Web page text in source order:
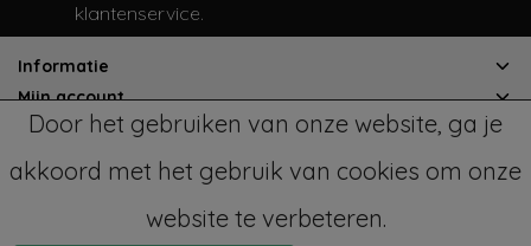
klantenservice.
Informatie
Mijn account
Categorieën
Contactgegevens
© Copyright 2026 - SampleSale4Kids | RealisatieInStijl Media
Door het gebruiken van onze website, ga je
akkoord met het gebruik van cookies om onze
website te verbeteren.